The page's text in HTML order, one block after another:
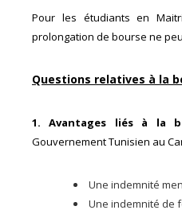
Pour les étudiants en
prolongation de bourse ne
Questions relatives à la
1. Avantages liés à la
Gouvernement Tunisien au
Une indemnité
Une indemnité de